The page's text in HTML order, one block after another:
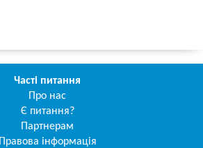
Часті питання
Про нас
Є питання?
Партнерам
Правова інформація